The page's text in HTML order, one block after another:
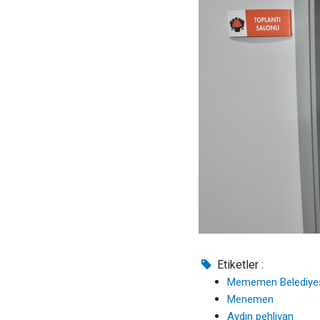
Etiketler :
Mememen
Menemen
Aydın pehlivan